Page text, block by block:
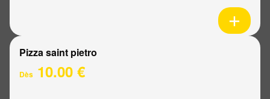
Pizza saint pietro
Dès 10.00 €